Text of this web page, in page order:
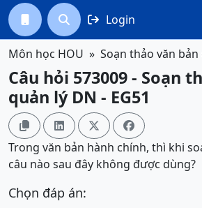
  Login
Môn học HOU Soạn thảo văn bản
Câu hỏi 573009 - Soạn
quản lý DN - EG51
   
Trong văn bản hành chính, thì khi
câu nào sau đây không được dùng?
Chọn đáp án: